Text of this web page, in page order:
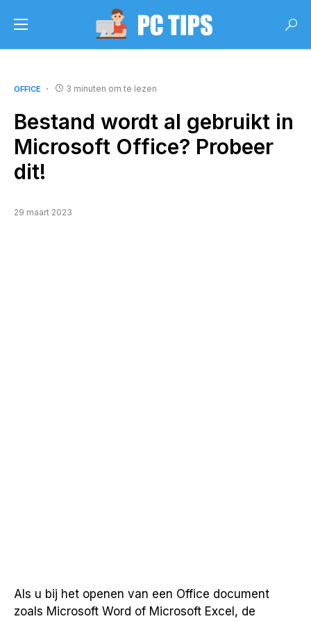
OFFICE 3 minuten om te lezen
Bestand wordt al gebruikt in
Microsoft Office? Probeer
dit!
29 maart 2023
Als u bij het openen van een Office document
zoals Microsoft Word of Microsoft Excel, de